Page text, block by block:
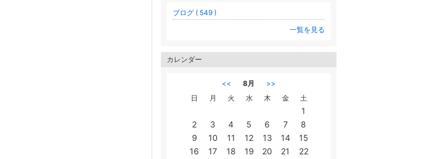
ブログ ( 549 )
一覧を見る
カレンダー
<< 8月
>>
日
月 火 水 木 金 土
1
2
3 4 5 6 7
8
9
10 11 12 13 14
15
16
17 18 19 20 21
22